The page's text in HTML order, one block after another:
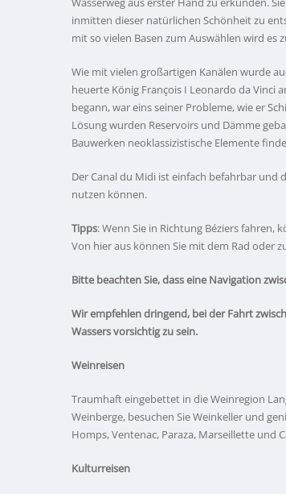
inmitten dieser natürlichen Schönheit zu
mit so vielen Basen zum Auswählen wird
Wie mit vielen großartigen Kanälen wurde
heuerte König François I Leonardo da Vinci
begann, war eins seiner Probleme, wie er
Lösung wurden Reservoirs und Dämme
Bauwerken neoklassizistische Elemente
Der Canal du Midi ist einfach befahrbar und
nutzen können.
Tipps: Wenn Sie in Richtung Béziers
Von hier aus können Sie mit dem Rad oder
Bitte beachten Sie, dass eine Navigation
Wir empfehlen dringend, bei der Fahrt
Wassers vorsichtig zu sein.
Weinreisen
Traumhaft eingebettet in die Weinregion
Weinberge, besuchen Sie Weinkeller und
Homps, Ventenac, Paraza, Marseillette und
Kulturreisen